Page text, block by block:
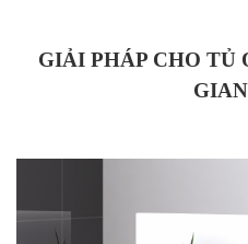
GIẢI PHÁP CHO TỦ